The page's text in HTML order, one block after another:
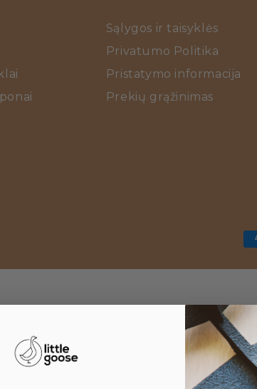
Sąlygos ir taisyklės
Privatumo Politika
Pristatymo informacija
Prekių grąžinimas